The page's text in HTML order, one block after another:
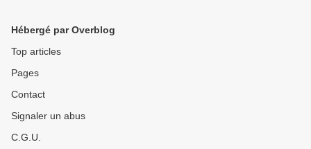
Hébergé par Overblog
Top articles
Pages
Contact
Signaler un abus
C.G.U.